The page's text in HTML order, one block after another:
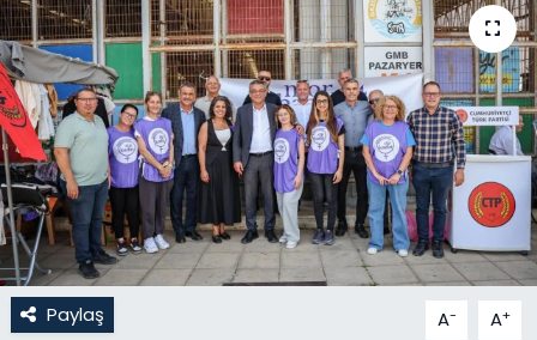
Paylaş A- A+
Magazin
Moda
Nöbetçi Eczaneler
Otomobil Dünyası
Politika
SAĞLIK